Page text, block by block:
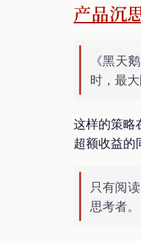
产品沉
《黑天
时，最
这样的策略
超额收益的
只有阅
思考者。